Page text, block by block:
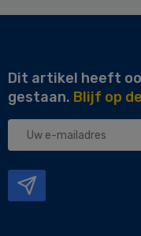
Dit artikel heeft
gestaan. Blijf op
Uw